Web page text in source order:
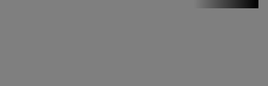
Stirile PRO TV